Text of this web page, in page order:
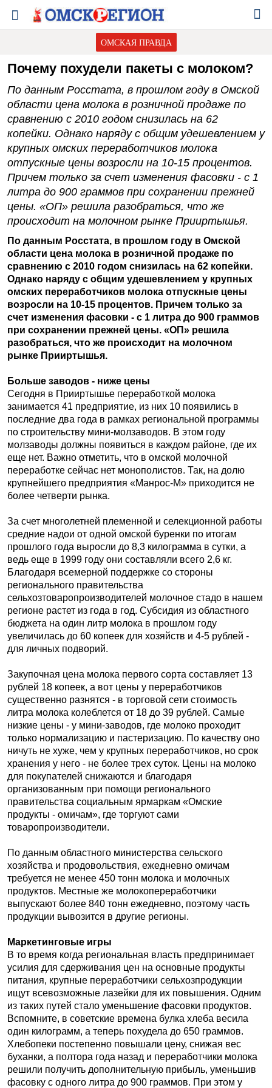
ОМСКАЯ ПРАВДА
Почему похудели пакеты с молоком?
По данным Росстата, в прошлом году в Омской
области цена молока в розничной продаже по
сравнению с 2010 годом снизилась на 62
копейки. Однако наряду с общим удешевлением у
крупных омских переработчиков молока
отпускные цены возросли на 10-15 процентов.
Причем только за счет изменения фасовки - с 1
литра до 900 граммов при сохранении прежней
цены. «ОП» решила разобраться, что же
происходит на молочном рынке Прииртышья.
По данным Росстата, в прошлом году в Омской
области цена молока в розничной продаже по
сравнению с 2010 годом снизилась на 62 копейки.
Однако наряду с общим удешевлением у крупных
омских переработчиков молока отпускные цены
возросли на 10-15 процентов. Причем только за
счет изменения фасовки - с 1 литра до 900 граммов
при сохранении прежней цены. «ОП» решила
разобраться, что же происходит на молочном
рынке Прииртышья.
Больше заводов - ниже цены
Сегодня в Прииртышье переработкой молока
занимается 41 предприятие, из них 10 появились в
последние два года в рамках региональной программы
по строительству мини-молзаводов. В этом году
молзаводы должны появиться в каждом районе, где их
еще нет. Важно отметить, что в омской молочной
переработке сейчас нет монополистов. Так, на долю
крупнейшего предприятия «Манрос-М» приходится не
более четверти рынка.
За счет многолетней племенной и селекционной работы
средние надои от одной омской буренки по итогам
прошлого года выросли до 8,3 килограмма в сутки, а
ведь еще в 1999 году они составляли всего 2,6 кг.
Благодаря всемерной поддержке со стороны
регионального правительства
сельхозтоваропроизводителей молочное стадо в нашем
регионе растет из года в год. Субсидия из областного
бюджета на один литр молока в прошлом году
увеличилась до 60 копеек для хозяйств и 4-5 рублей -
для личных подворий.
Закупочная цена молока первого сорта составляет 13
рублей 18 копеек, а вот цены у переработчиков
существенно разнятся - в торговой сети стоимость
литра молока колеблется от 18 до 39 рублей. Самые
низкие цены - у мини-заводов, где молоко проходит
только нормализацию и пастеризацию. По качеству оно
ничуть не хуже, чем у крупных переработчиков, но срок
хранения у него - не более трех суток. Цены на молоко
для покупателей снижаются и благодаря
организованным при помощи регионального
правительства социальным ярмаркам «Омские
продукты - омичам», где торгуют сами
товаропроизводители.
По данным областного министерства сельского
хозяйства и продовольствия, ежедневно омичам
требуется не менее 450 тонн молока и молочных
продуктов. Местные же молокопереработчики
выпускают более 840 тонн ежедневно, поэтому часть
продукции вывозится в другие регионы.
Маркетинговые игры
В то время когда региональная власть предпринимает
усилия для сдерживания цен на основные продукты
питания, крупные переработчики сельхозпродукции
ищут всевозможные лазейки для их повышения. Одним
из таких путей стало уменьшение фасовки продуктов.
Вспомните, в советские времена булка хлеба весила
один килограмм, а теперь похудела до 650 граммов.
Хлебопеки постепенно повышали цену, снижая вес
буханки, а полтора года назад и переработчики молока
решили получить дополнительную прибыль, уменьшив
фасовку с одного литра до 900 граммов. При этом у